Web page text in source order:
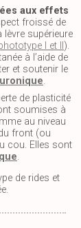
aux effets
froissé de
lèvre supérieure
I et II ).
à l’aide de
et soutenir le
.
de plasticité
soumises à
au niveau
front (ou
cou. Elles sont
.
de rides et